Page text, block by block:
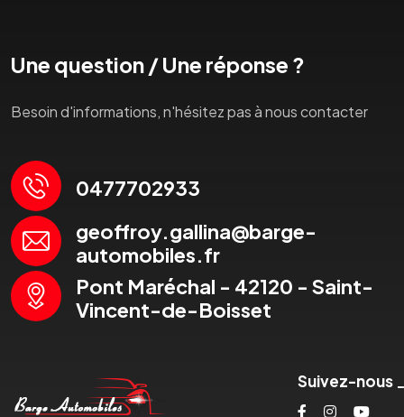
Une question / Une réponse ?
Besoin d'informations, n'hésitez pas à nous contacter
0477702933
geoffroy.gallina@barge-
automobiles.fr
Pont Maréchal - 42120 - Saint-
Vincent-de-Boisset
Suivez-nous